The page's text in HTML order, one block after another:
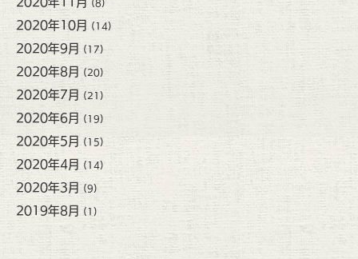
(8)
2020年10月 (14)
2020年9月 (17)
2020年8月 (20)
2020年7月 (21)
2020年6月 (19)
2020年5月 (15)
2020年4月 (14)
2020年3月 (9)
2019年8月 (1)